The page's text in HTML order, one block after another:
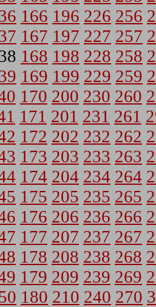
166 196 226 256
167 197 227 257
168 198 228 258
169 199 229 259
170 200 230 260
171 201 231 261
172 202 232 262
173 203 233 263
174 204 234 264
175 205 235 265
176 206 236 266
177 207 237 267
178 208 238 268
179 209 239 269
180 210 240 270